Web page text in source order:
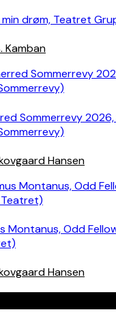
drøm, Teatret
Kamban
Sommerrevy
Hansen
Montanus, Odd
Hansen